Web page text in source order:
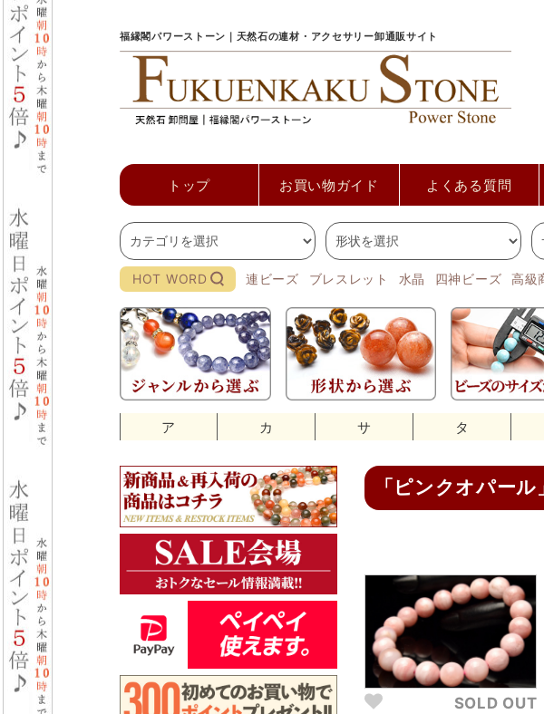
福縁閣パワーストーン｜天然石の連材・アクセサリー卸通販サイト
トップ お買い物ガイド よくある質問
HOT WORD 連ビーズ ブレスレット 水晶 四神ビーズ 高級
ア カ サ タ
「ピンクオパー
SOLD OUT